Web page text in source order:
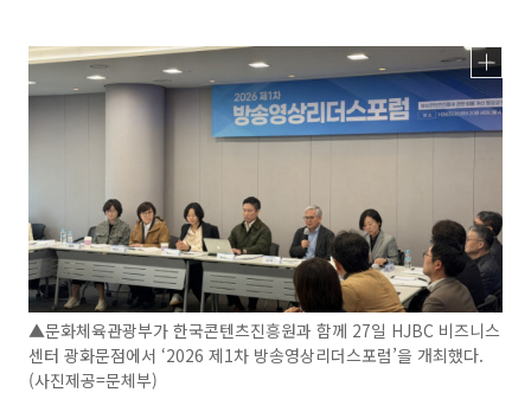
▲문화체육관광부가 한국콘텐츠진흥원과 함께 27일 HJBC 비즈니스
센터 광화문점에서 ‘2026 제1차 방송영상리더스포럼’을 개최했다.
(사진제공=문체부)